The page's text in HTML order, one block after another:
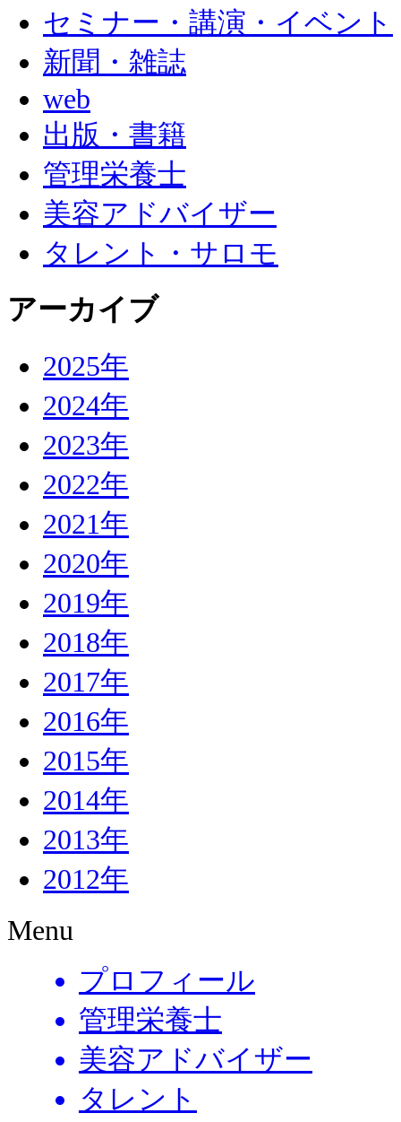
セミナー・講演・イベント
新聞・雑誌
web
出版・書籍
管理栄養士
美容アドバイザー
タレント・サロモ
アーカイブ
2025年
2024年
2023年
2022年
2021年
2020年
2019年
2018年
2017年
2016年
2015年
2014年
2013年
2012年
Menu
プロフィール
管理栄養士
美容アドバイザー
タレント